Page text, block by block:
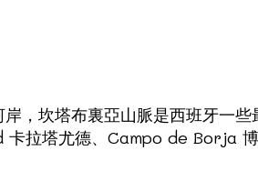
岸，坎塔布裏亞山脈是西班牙一
拉塔尤德、Campo de Borja